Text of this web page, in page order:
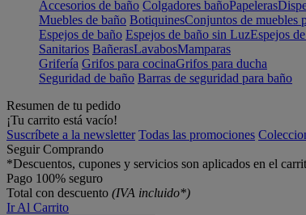
Accesorios de baño Colgadores bañoPapeleras
Muebles de baño BotiquinesConjuntos de muebles
Espejos de baño Espejos de baño sin LuzEspejos
Sanitarios BañerasLavabosMamparas
Grifería Grifos para cocinaGrifos para ducha
Seguridad de baño Barras de seguridad para baño
Resumen de tu pedido
¡Tu carrito está vacío!
Suscríbete a la newsletter Todas las promociones
Seguir Comprando
*Descuentos, cupones y servicios son aplicados en el
Pago 100% seguro
Total con descuento (IVA incluido*)
Ir Al Carrito